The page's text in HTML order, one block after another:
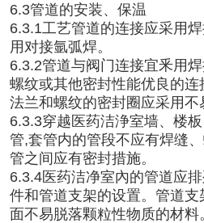
6.3管道的安装、保温
6.3.1工艺管道的连接应采用
用对接氩弧焊。
6.3.2管道与阀门连接宜釆用
螺纹或其他密封性能优良的
法兰和螺纹的密封圈应采用不
6.3.3穿越医药洁浄室墙、楼
管,套管内的管段不应有焊缝
管之间应有密封措施。
6.3.4医药洁净室內的管道应
件和管道支架的设置。管道
面不易脱落颗粒性物质的材料